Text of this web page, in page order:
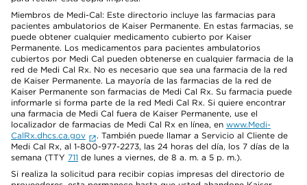
Miembros de Medi-Cal: Este directorio incluye las farmacias para
pacientes ambulatorios de Kaiser Permanente. En estas farmacias, se
puede obtener cualquier medicamento cubierto por Kaiser
Permanente. Los medicamentos para pacientes ambulatorios
cubiertos por Medi Cal pueden obtenerse en cualquier farmacia de la
red de Medi Cal Rx. No es necesario que sea una farmacia de la red
de Kaiser Permanente. La mayoría de las farmacias de la red de
Kaiser Permanente son farmacias de Medi Cal Rx. Su farmacia puede
informarle si forma parte de la red Medi Cal Rx. Si quiere encontrar
una farmacia de Medi Cal fuera de Kaiser Permanente, use el
localizador de farmacias de Medi Cal Rx en línea, en www.Medi-
CalRx.dhcs.ca.gov
. También puede llamar a Servicio al Cliente de
Medi Cal Rx, al 1-800-977-2273, las 24 horas del día, los 7 días de la
semana (TTY 711 de lunes a viernes, de 8 a. m. a 5 p. m.).
Si realiza la solicitud para recibir copias impresas del directorio de